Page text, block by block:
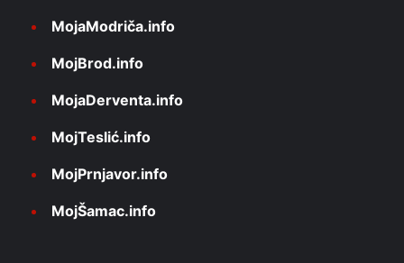
MojaModriča.info
MojBrod.info
MojaDerventa.info
MojTeslić.info
MojPrnjavor.info
MojŠamac.info